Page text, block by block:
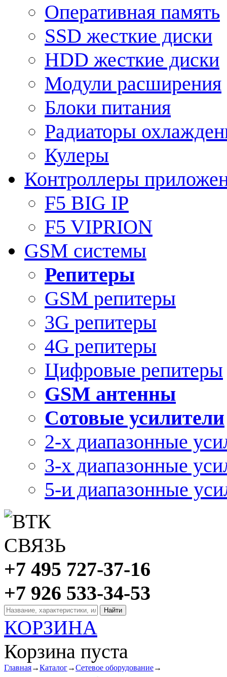
Оперативная память
SSD жесткие диски
HDD жесткие диски
Модули расширения
Блоки питания
Радиаторы
Кулеры
Контроллеры
F5 BIG IP
F5 VIPRION
GSM системы
Репитеры
GSM репитеры
3G репитеры
4G репитеры
Цифровые репитеры
GSM антенны
Сотовые усилители
2-х диапазонные
3-х диапазонные
5-и диапазонные
+7 495 727-37-16
+7 926 533-34-53
КОРЗИНА
Корзина пуста
Главная→Каталог→Сетевое оборудование→